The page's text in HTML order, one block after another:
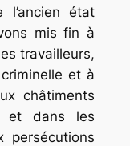
état
mis fin à
travailleurs,
et à
châtiments
et dans les
persécutions